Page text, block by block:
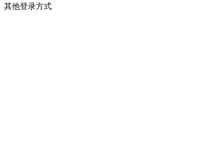
其他登录方式